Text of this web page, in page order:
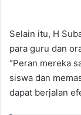
Selain itu, H
para guru dan
“Peran mereka
siswa dan
dapat berjalan